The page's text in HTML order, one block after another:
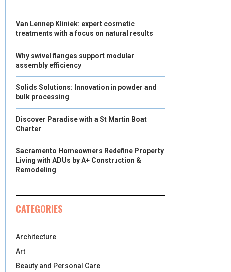
Van Lennep Kliniek: expert cosmetic
treatments with a focus on natural results
Why swivel flanges support modular
assembly efficiency
Solids Solutions: Innovation in powder and
bulk processing
Discover Paradise with a St Martin Boat
Charter
Sacramento Homeowners Redefine Property
Living with ADUs by A+ Construction &
Remodeling
CATEGORIES
Architecture
Art
Beauty and Personal Care